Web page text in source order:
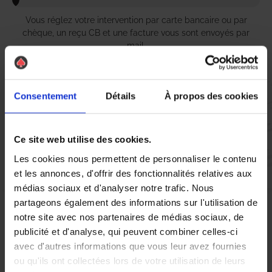
Consentement Détails À propos des cookies
Ce site web utilise des cookies.
Les cookies nous permettent de personnaliser le contenu
et les annonces, d'offrir des fonctionnalités relatives aux
médias sociaux et d'analyser notre trafic. Nous
partageons également des informations sur l'utilisation de
notre site avec nos partenaires de médias sociaux, de
publicité et d'analyse, qui peuvent combiner celles-ci
avec d'autres informations que vous leur avez fournies
ou qu'ils ont collectées lors de votre utilisation de leurs
Vous réglez votre intervention par carte bancaire ou par
chèque, un reçu CB et une facture vous sont envoyés par
mail.
Vous recevez une demande d’évaluation de votre expérience
avec l’équipe AS DE PIC.
Nous avons pensé à tout
À Beaugency, la présence depigeonset d’autresoiseaux